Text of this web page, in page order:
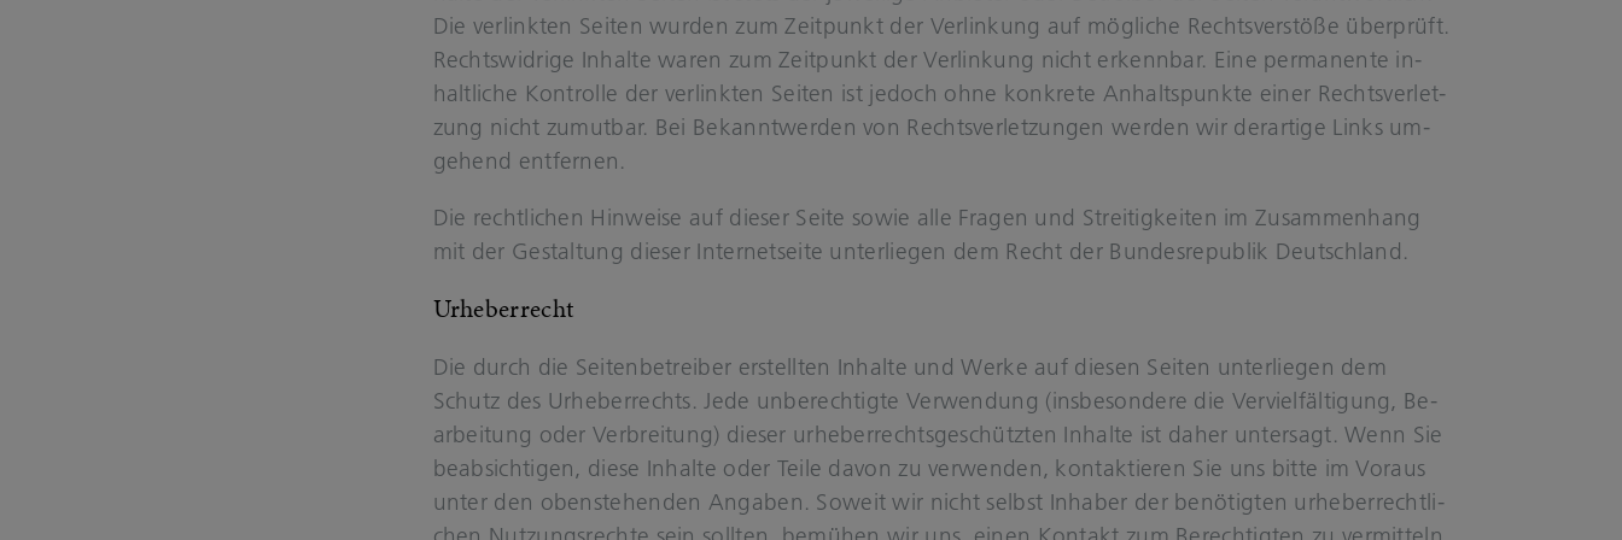
Die ver­link­ten Sei­ten wur­den zum Zeit­punkt der Ver­lin­kung auf mög­li­che Rechts­ver­stö­ße über­prüft.
Rechts­wid­ri­ge In­hal­te waren zum Zeit­punkt der Ver­lin­kung nicht er­kenn­bar. Eine per­ma­nen­te in­
halt­li­che Kon­trol­le der ver­link­ten Sei­ten ist je­doch ohne kon­kre­te An­halts­punk­te einer Rechts­ver­let­
zung nicht zu­mut­bar. Bei Be­kannt­wer­den von Rechts­ver­let­zun­gen wer­den wir der­ar­ti­ge Links um­
ge­hend ent­fer­nen.
Die recht­li­chen Hin­wei­se auf die­ser Seite sowie alle Fra­gen und Strei­tig­kei­ten im Zu­sam­men­hang
mit der Ge­stal­tung die­ser In­ter­net­sei­te un­ter­lie­gen dem Recht der Bun­des­re­pu­blik Deutsch­land.
Ur­he­ber­recht
Die durch die Sei­ten­be­trei­ber er­stell­ten In­hal­te und Werke auf die­sen Sei­ten un­ter­lie­gen dem
Schutz des Ur­he­ber­rechts. Jede un­be­rech­tig­te Ver­wen­dung (ins­be­son­de­re die Ver­viel­fäl­ti­gung, Be­
ar­bei­tung oder Ver­brei­tung) die­ser ur­he­ber­rechts­ge­schütz­ten In­hal­te ist daher un­ter­sagt. Wenn Sie
be­ab­sich­ti­gen, diese In­hal­te oder Teile davon zu ver­wen­den, kon­tak­tie­ren Sie uns bitte im Vor­aus
unter den oben­ste­hen­den An­ga­ben. So­weit wir nicht selbst In­ha­ber der be­nö­tig­ten ur­he­ber­recht­li­